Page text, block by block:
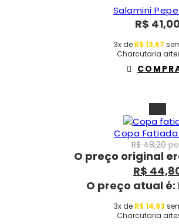
Salamini
R$
3x de R$ 13,67
Charcutaria
Copa Fatiada
R$48,20
O preço original
R$
O preço atual é:
3x de R$ 14,93
Charcutaria